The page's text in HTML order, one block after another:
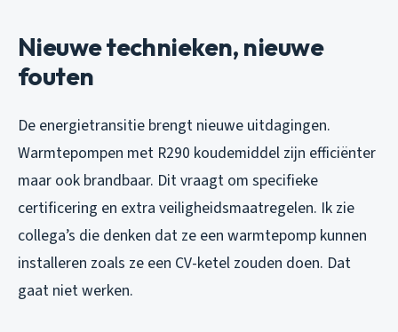
Nieuwe technieken, nieuwe
fouten
De energietransitie brengt nieuwe uitdagingen.
Warmtepompen met R290 koudemiddel zijn efficiënter
maar ook brandbaar. Dit vraagt om specifieke
certificering en extra veiligheidsmaatregelen. Ik zie
collega’s die denken dat ze een warmtepomp kunnen
installeren zoals ze een CV-ketel zouden doen. Dat
gaat niet werken.